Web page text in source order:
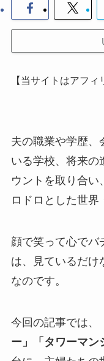
【当サイトはアフ
夫の職業や学歴、
いる学校、将来の
ウントを取り合い
ロドロとした世界
顔で笑って心でバ
は、見ているだけ
なのです。
今回の記事では、
ー」「タワーマン